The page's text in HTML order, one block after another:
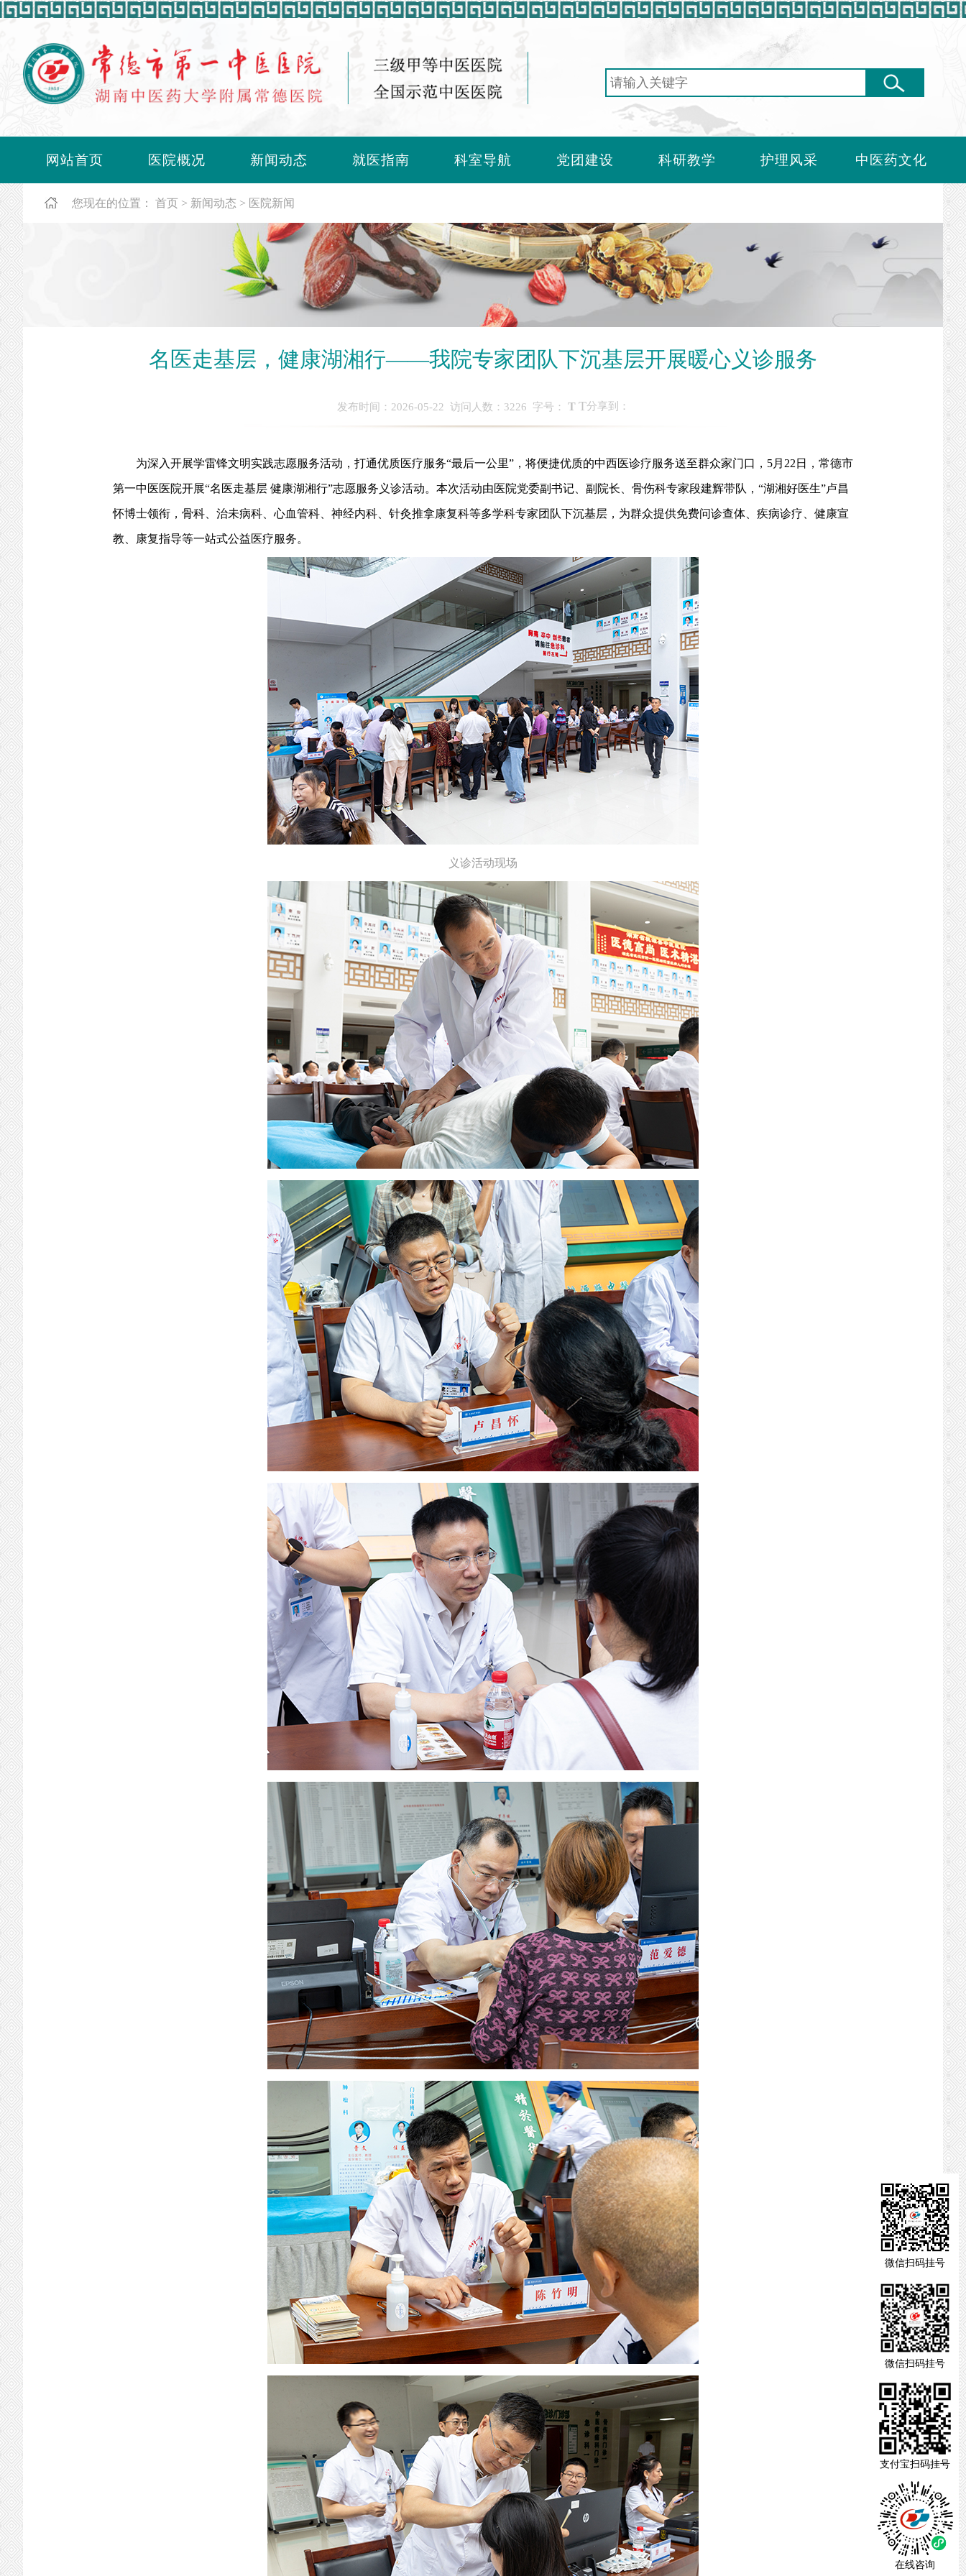
网站首页 医院概况 新闻动态 就医指南 科室导航 党团建设 科研教学 护理风采 中医药文化
您现在的位置： 首页 新闻动态 医院新闻
名医走基层，健康湖湘行——我院专家团队下沉基层开展暖心义诊服务
发布时间：2026-05-22 访问人数： 3226 字号： T T分享到：
为深入开展学雷锋文明实践志愿服务活动，打通优质医疗服务“最后一公里”，将便捷优质的中西医诊疗服务送至群众家门口，5月22日，常德市
第一中医医院开展“名医走基层 健康湖湘行”志愿服务义诊活动。本次活动由医院党委副书记、副院长、骨伤科专家段建辉带队，“湖湘好医生”卢昌
怀博士领衔，骨科、治未病科、心血管科、神经内科、针灸推拿康复科等多学科专家团队下沉基层，为群众提供免费问诊查体、疾病诊疗、健康宣
教、康复指导等一站式公益医疗服务。
义诊活动现场
微信扫码挂号
微信扫码挂号
支付宝扫码挂号
在线咨询